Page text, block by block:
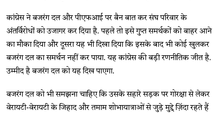
कांग्रेस ने बजरंग दल और पीएफआई पर बैन बात कर संघ परिवार के
अंतर्विरोधों को उजागर कर दिया है. पहले तो इसे गुप्त समर्थकों को बाहर आने
का मौका दिया और दूसरा यह भी दिखा दिया कि इसके बाद भी कोई खुलकर
बजरंग दल का समर्थन नहीं कर पाया. यह कांग्रेस की बड़ी रणनीतिक जीत है.
उम्मीद है बजरंग दल को यह दिख पाएगा.
बजरंग दल को भी समझना चाहिए कि उसके सहारे सड़क पर गोरक्षा से लेकर
वेरायटी-वेरायटी के जिहाद और तमाम शोभायात्राओं से जुड़े मुद्दे ज़िंदा रहते हैं